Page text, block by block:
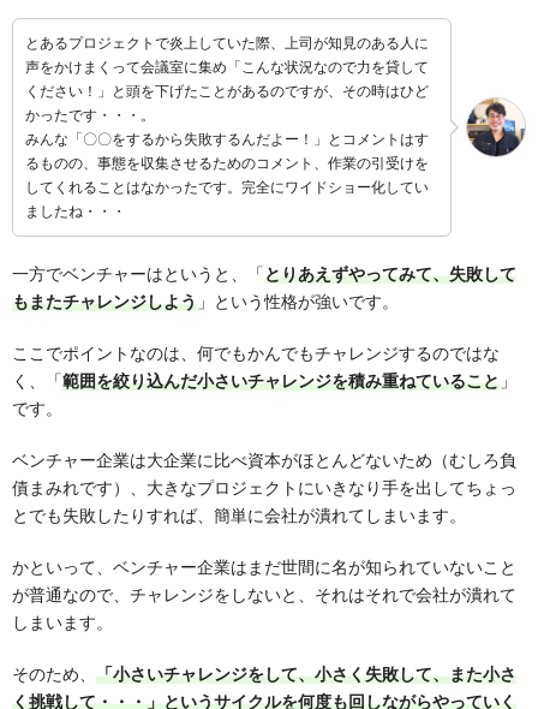
とあるプロジェクトで炎上していた際、上司が知見のある人に
声をかけまくって会議室に集め「こんな状況なので力を貸して
ください！」と頭を下げたことがあるのですが、その時はひど
かったです・・・。
みんな「〇〇をするから失敗するんだよー！」とコメントはす
るものの、事態を収集させるためのコメント、作業の引受けを
してくれることはなかったです。完全にワイドショー化してい
ましたね・・・
一方でベンチャーはというと、「とりあえずやってみて、失敗して
もまたチャレンジしよう 」という性格が強いです。
ここでポイントなのは、何でもかんでもチャレンジするのではな
く、「範囲を絞り込んだ小さいチャレンジを積み重ねていること 」
です。
ベンチャー企業は大企業に比べ資本がほとんどないため（むしろ負
債まみれです）、大きなプロジェクトにいきなり手を出してちょっ
とでも失敗したりすれば、簡単に会社が潰れてしまいます。
かといって、ベンチャー企業はまだ世間に名が知られていないこと
が普通なので、チャレンジをしないと、それはそれで会社が潰れて
しまいます。
そのため、 「小さいチャレンジをして、小さく失敗して、また小さ
く挑戦して・・・」というサイクルを何度も回しながらやっていく